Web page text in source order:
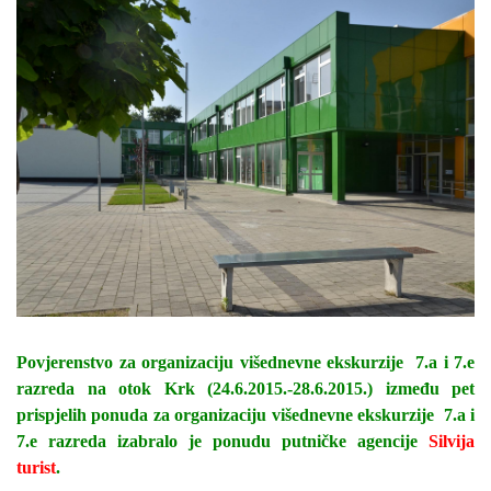
Povjerenstvo za organizaciju višednevne ekskurzije 7.a i 7.e
razreda na otok Krk (24.6.2015.-28.6.2015.) između pet
prispjelih ponuda za organizaciju višednevne ekskurzije 7.a i
7.e razreda izabralo je ponudu putničke agencije Silvija
turist.